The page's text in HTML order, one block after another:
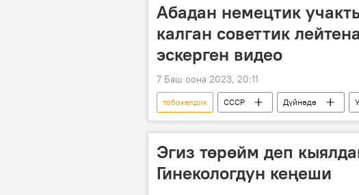
Абадан немецтик
калган советтик
эскерген видео
7 Баш оона 2023, 20:11
тобокелдик СССР Дүйнөдө
Эгиз төрөйм деп
Гинекологдун кеңеши